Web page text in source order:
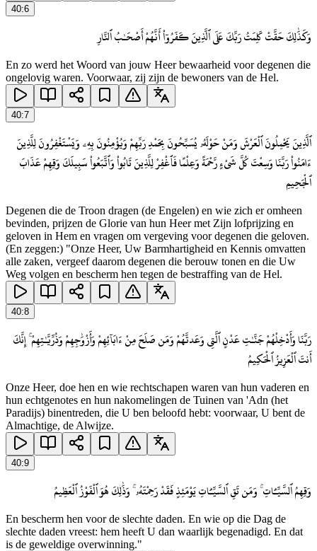
40:6
وَكَذَٰلِكَ حَقَّتْ كَلِمَتُ رَبِّكَ عَلَى ٱلَّذِينَ كَفَرُوٓا۟ أَنَّهُمْ أَصْحَـٰبُ ٱلنَّارِ
En zo werd het Woord van jouw Heer bewaarheid voor degenen die
ongelovig waren. Voorwaar, zij zijn de bewoners van de Hel.
40:7
ٱلَّذِينَ يَحْمِلُونَ ٱلْعَرْشَ وَمَنْ حَوْلَهُۥ يُسَبِّحُونَ بِحَمْدِ رَبِّهِمْ وَيُؤْمِنُونَ بِهِۦ وَيَسْتَغْفِرُونَ لِلَّذِينَ
ءَامَنُوا۟ رَبَّنَا وَسِعْتَ كُلَّ شَىْءٍ رَّحْمَةً وَعِلْمًا فَٱغْفِرْ لِلَّذِينَ تَابُوا۟ وَٱتَّبَعُوا۟ سَبِيلَكَ وَقِهِمْ عَذَابَ
ٱلْجَحِيمِ
Degenen die de Troon dragen (de Engelen) en wie zich er omheen
bevinden, prijzen de Glorie van hun Heer met Zijn lofprijzing en
geloven in Hem en vragen om vergeving voor degenen die geloven.
(En zeggen:) "Onze Heer, Uw Barmhartigheid en Kennis omvatten
alle zaken, vergeef daarom degenen die berouw tonen en die Uw
Weg volgen en bescherm hen tegen de bestraffing van de Hel.
40:8
رَبَّنَا وَأَدْخِلْهُمْ جَنَّـٰتِ عَدْنٍ ٱلَّتِى وَعَدتَّهُمْ وَمَن صَلَحَ مِنْ ءَابَآئِهِمْ وَأَزْوَٰجِهِمْ وَذُرِّيَّـٰتِهِمْ ۚ إِنَّكَ
أَنتَ ٱلْعَزِيزُ ٱلْحَكِيمُ
Onze Heer, doe hen en wie rechtschapen waren van hun vaderen en
hun echtgenotes en hun nakomelingen de Tuinen van 'Adn (het
Paradijs) binentreden, die U ben beloofd hebt: voorwaar, U bent de
Almachtige, de Alwijze.
40:9
وَقِهِمُ ٱلسَّيِّـَٔاتِ ۚ وَمَن تَقِ ٱلسَّيِّـَٔاتِ يَوْمَئِذٍ فَقَدْ رَحِمْتَهُۥ ۚ وَذَٰلِكَ هُوَ ٱلْفَوْزُ ٱلْعَظِيمُ
En bescherm hen voor de slechte daden. En wie op die Dag de
slechte daden vreest: hem heeft U dan waarlijk begenadigd. En dat
is de geweldige overwinning."